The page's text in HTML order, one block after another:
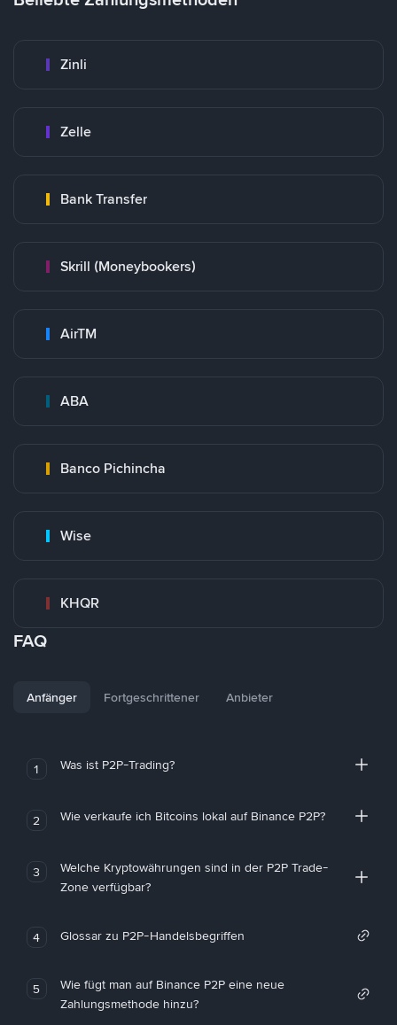
Zinli
Zelle
Bank Transfer
Skrill (Moneybookers)
AirTM
ABA
Banco Pichincha
Wise
KHQR
FAQ
Anfänger Fortgeschrittener Anbieter
1 Was ist P2P-Trading?
2 Wie verkaufe ich Bitcoins lokal auf Binance P2P?
3
Welche Kryptowährungen sind in der P2P Trade-
Zone verfügbar?
4 Glossar zu P2P-Handelsbegriffen
5
Wie fügt man auf Binance P2P eine neue
Zahlungsmethode hinzu?